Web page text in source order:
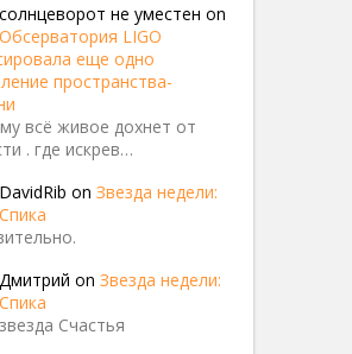
солнцеворот не уместен on
Обсерватория LIGO
еще одно
пространства-
всё живое дохнет от
. где искрев…
DavidRib on Звезда недели:
Спика
Дмитрий on Звезда недели:
Спика
Счастья